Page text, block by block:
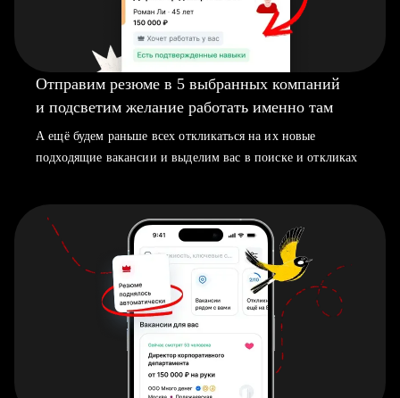
Отправим резюме в 5 выбранных компаний
и подсветим желание работать именно там
А ещё будем раньше всех откликаться на их новые
подходящие вакансии и выделим вас в поиске и откликах